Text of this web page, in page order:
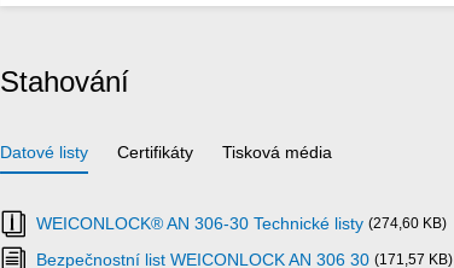
Stahování
Datové listy Certifikáty Tisková média
WEICONLOCK® AN 306-30 Technické listy (274,60 KB)
Bezpečnostní list WEICONLOCK AN 306 30 (171,57 KB)